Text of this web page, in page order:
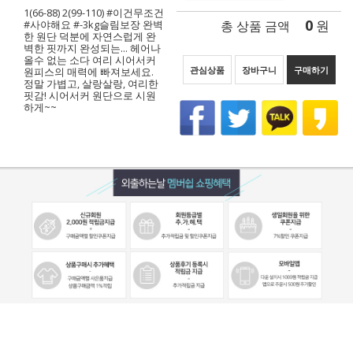
1(66-88) 2(99-110) #이건무조건
#사야해요 #-3kg슬림보장 완벽
한 원단 덕분에 자연스럽게 완
벽한 핏까지 완성되는... 헤어나
올수 없는 소다 여리 시어서커
원피스의 매력에 빠져보세요.
정말 가볍고, 살랑살랑, 여리한
핏감! 시어서커 원단으로 시원
하게~~
총 상품 금액 0 원
관심상품 장바구니 구매하기